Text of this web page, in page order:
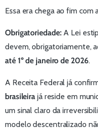
Essa era chega ao fim com
Obrigatoriedade: A Lei
devem, obrigatoriamente,
até 1º de janeiro de 2026.
A Receita Federal já
brasileira já reside em
um sinal claro da
modelo descentralizado